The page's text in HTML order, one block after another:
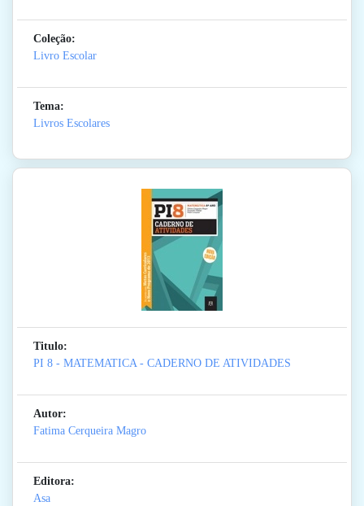
Coleção:
Livro Escolar
Tema:
Livros Escolares
Titulo:
PI 8 - MATEMATICA - CADERNO DE ATIVIDADES
Autor:
Fatima Cerqueira Magro
Editora:
Asa